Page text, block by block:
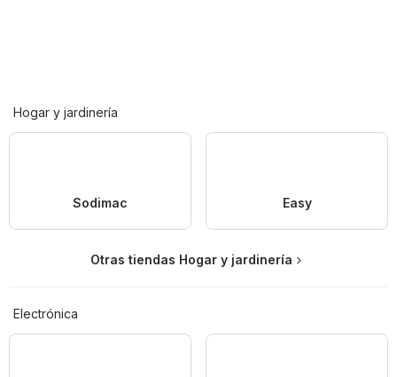
Hogar y jardinería
Sodimac Easy
Otras tiendas Hogar y jardinería
Electrónica